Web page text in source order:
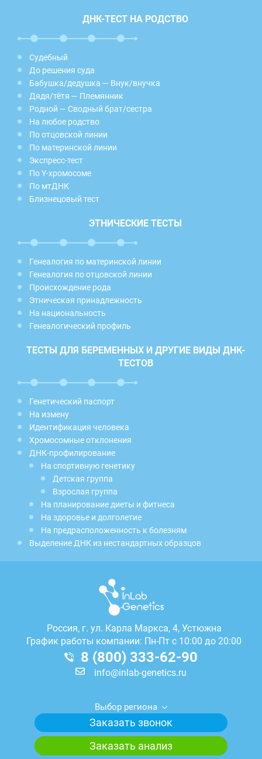
ДНК-ТЕСТ НА РОДСТВО
Судебный
До решения суда
Бабушка/дедушка — Внук/внучка
Дядя/тётя — Племянник
Родной — Сводный брат/сестра
На любое родство
По отцовской линии
По материнской линии
Экспресс-тест
По Y-хромосоме
По мтДНК
Близнецовый тест
ЭТНИЧЕСКИЕ ТЕСТЫ
Генеалогия по материнской линии
Генеалогия по отцовской линии
Происхождение рода
Этническая принадлежность
На национальность
Генеалогический профиль
ТЕСТЫ ДЛЯ БЕРЕМЕННЫХ И ДРУГИЕ ВИДЫ ДНК-
ТЕСТОВ
Генетический паспорт
На измену
Идентификация человека
Хромосомные отклонения
ДНК-профилирование
На спортивную генетику
Детская группа
Взрослая группа
На планирование диеты и фитнеса
На здоровье и долголетие
На предрасположенность к болезням
Выделение ДНК из нестандартных образцов
Россия, г. ул. Карла Маркса, 4, Устюжна
График работы компании: Пн-Пт с 10:00 до 20:00
8 (800) 333-62-90
info@inlab-genetics.ru
Выбор региона
Заказать звонок
Заказать анализ